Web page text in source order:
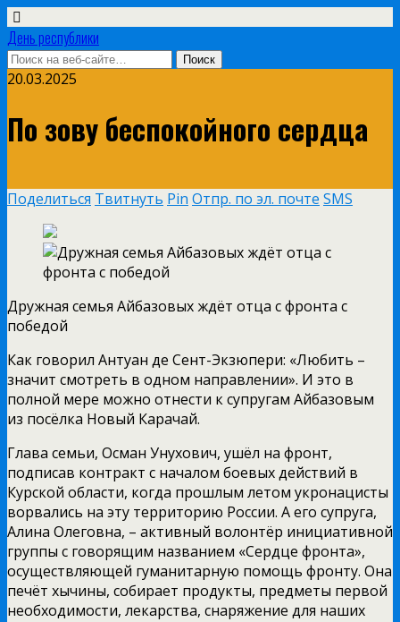
День республики
20.03.2025
По зову беспокойного сердца
Поделиться Твитнуть Pin Отпр. по эл. почте SMS
Дружная семья Айбазовых ждёт отца с фронта с
победой
Как говорил Антуан де Сент-Экзюпери: «Любить –
значит смотреть в одном направлении». И это в
полной мере можно отнести к супругам Айбазовым
из посёлка Новый Карачай.
Глава семьи, Осман Унухович, ушёл на фронт,
подписав контракт с началом боевых действий в
Курской области, когда прошлым летом укронацисты
ворвались на эту территорию России. А его супруга,
Алина Олеговна, – активный волонтёр инициативной
группы с говорящим названием «Сердце фронта»,
осуществляющей гуманитарную помощь фронту. Она
печёт хычины, собирает продукты, предметы первой
необходимости, лекарства, снаряжение для наших